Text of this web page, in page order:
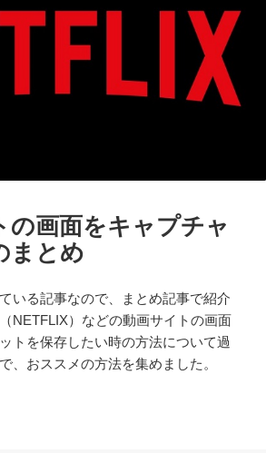
の画面をキャプチャ
まとめ
いる記事なので、まとめ記事で紹介
NETFLIX）などの動画サイトの画面
トを保存したい時の方法について過
、おススメの方法を集めました。
イトの画面をキャプチャする方法のまとめ